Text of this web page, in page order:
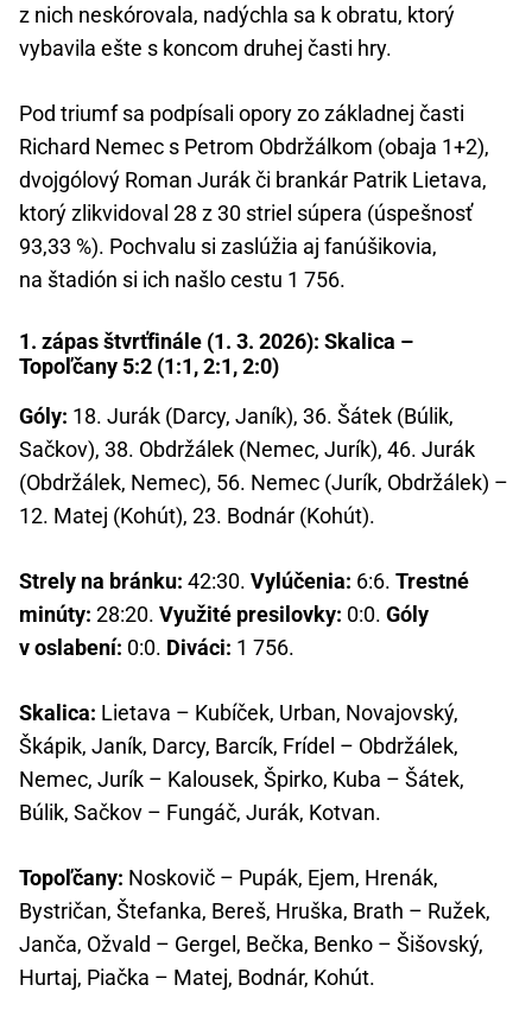
z nich neskórovala, nadýchla sa k obratu, ktorý
vybavila ešte s koncom druhej časti hry.
Pod triumf sa podpísali opory zo základnej časti
Richard Nemec s Petrom Obdržálkom (obaja 1+2),
dvojgólový Roman Jurák či brankár Patrik Lietava,
ktorý zlikvidoval 28 z 30 striel súpera (úspešnosť
93,33 %). Pochvalu si zaslúžia aj fanúšikovia,
na štadión si ich našlo cestu 1 756.
1. zápas štvrťfinále (1. 3. 2026): Skalica –
Topoľčany 5:2 (1:1, 2:1, 2:0)
Góly: 18. Jurák (Darcy, Janík), 36. Šátek (Búlik,
Sačkov), 38. Obdržálek (Nemec, Jurík), 46. Jurák
(Obdržálek, Nemec), 56. Nemec (Jurík, Obdržálek) –
12. Matej (Kohút), 23. Bodnár (Kohút).
Strely na bránku: 42:30. Vylúčenia: 6:6. Trestné
minúty: 28:20. Využité presilovky: 0:0. Góly
v oslabení: 0:0. Diváci: 1 756.
Skalica: Lietava – Kubíček, Urban, Novajovský,
Škápik, Janík, Darcy, Barcík, Frídel – Obdržálek,
Nemec, Jurík – Kalousek, Špirko, Kuba – Šátek,
Búlik, Sačkov – Fungáč, Jurák, Kotvan.
Topoľčany: Noskovič – Pupák, Ejem, Hrenák,
Bystričan, Štefanka, Bereš, Hruška, Brath – Ružek,
Janča, Ožvald – Gergel, Bečka, Benko – Šišovský,
Hurtaj, Piačka – Matej, Bodnár, Kohút.